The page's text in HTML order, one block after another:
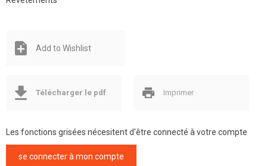
Add to Wishlist
Télécharger le pdf Imprimer
Les fonctions grisées nécesitent d'être connecté à votre compte
se connecter à mon compte